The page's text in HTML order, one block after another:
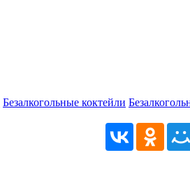
Безалкогольные коктейли